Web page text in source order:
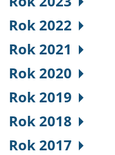
Rok 2022
Rok 2021
Rok 2020
Rok 2019
Rok 2018
Rok 2017